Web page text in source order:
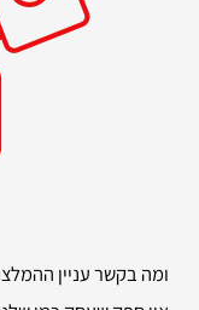
ומה בקשר עניין